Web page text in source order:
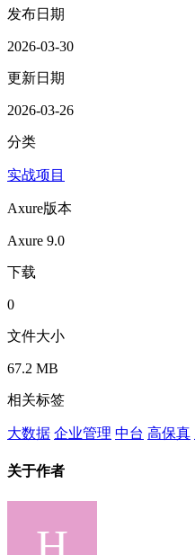
发布日期
2026-03-30
更新日期
2026-03-26
分类
实战项目
Axure版本
Axure 9.0
下载
0
文件大小
67.2 MB
相关标签
大数据 企业管理 中台 高保真
关于作者